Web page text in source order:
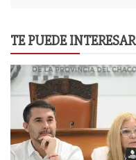
TE PUEDE INTERESAR